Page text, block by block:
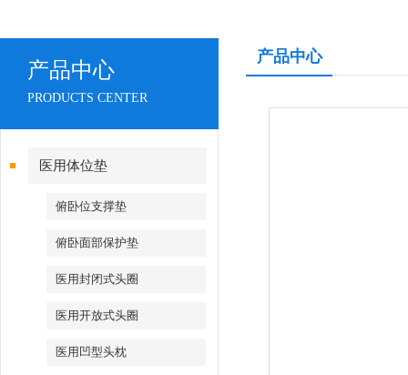
产品中心
PRODUCTS CENTER
医用体位垫
俯卧位支撑垫
俯卧面部保护垫
医用封闭式头圈
医用开放式头圈
医用凹型头枕
产品中心